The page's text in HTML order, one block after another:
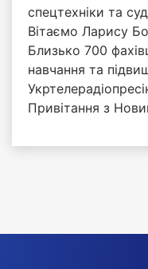
спецтехніки та
Вітаємо Ларису
Близько 700
навчання та
Привітання з